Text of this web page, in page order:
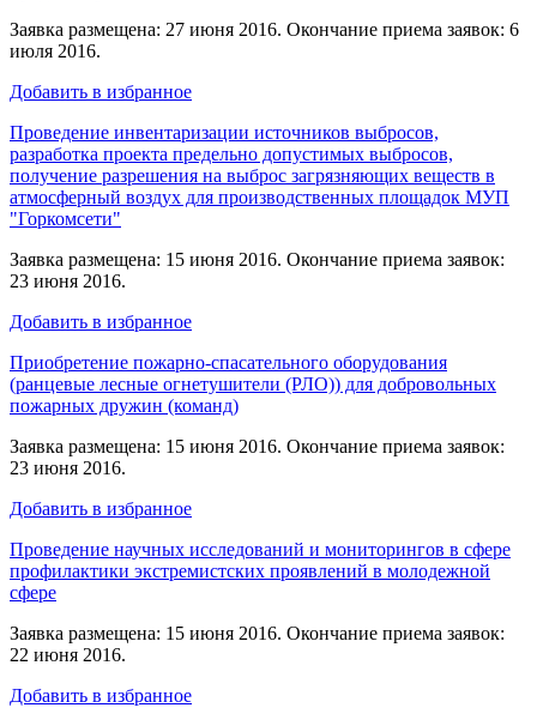
Заявка размещена: 27 июня 2016. Окончание приема заявок: 6
июля 2016.
Добавить в избранное
Проведение инвентаризации источников выбросов,
разработка проекта предельно допустимых выбросов,
получение разрешения на выброс загрязняющих веществ в
атмосферный воздух для производственных площадок МУП
"Горкомсети"
Заявка размещена: 15 июня 2016. Окончание приема заявок:
23 июня 2016.
Добавить в избранное
Приобретение пожарно-спасательного оборудования
(ранцевые лесные огнетушители (РЛО)) для добровольных
пожарных дружин (команд)
Заявка размещена: 15 июня 2016. Окончание приема заявок:
23 июня 2016.
Добавить в избранное
Проведение научных исследований и мониторингов в сфере
профилактики экстремистских проявлений в молодежной
сфере
Заявка размещена: 15 июня 2016. Окончание приема заявок:
22 июня 2016.
Добавить в избранное